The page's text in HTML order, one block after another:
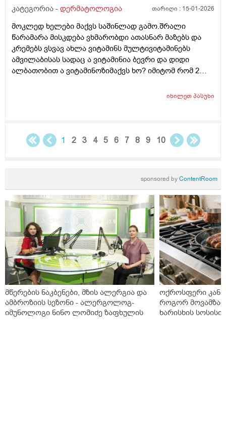
გამომწვევი მიზეზები ან რა სხვა დაავადებები
კრემი
კატეგორია - დერმატოლოგია თარიღი : 15-01-2026
მოკლედ ხელები მაქვს საშინლად გამო.შრალი
წარამარა მისკდება ვხმარობდი ათასნარ მაზებს და
კრემებს ვსვავ ახლა ვიტამინს მულტივიტამინებს
ამვილაბისას სადაც ა ვიტამინია ბევრი და დიდი
ალბათობით ა ვიტამინოზიმაქვს ხო? იმიტომ რომ 2
დაბანვაზე მიუხეშდება და მისკდება შემდეგ და არის
იხილეთპასუხი
1 2 3 4 5 6 7 8 9 10
sponsored byContentRoom
მწერების ნაკბენები, მზის ალერგია და
ამბროზიის სეზონი - ალერგოლოგ-
იმუნოლოგი ნინო ლომიძე ზაფხულის
ოქროსფერი კანი
როგორ
ხარისხის სოსისი